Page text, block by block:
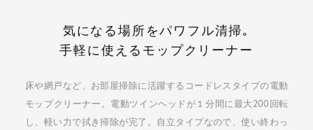
気になる場所をパワフル清掃｡
手軽に使えるモップクリーナー
床や網戸など、お部屋掃除に活躍するコードレスタイプの電動
モップクリーナー。 電動ツインヘッドが１分間に最大200回転
し、軽い力で拭き掃除が完了。
自立タイプなので、使い終わっ